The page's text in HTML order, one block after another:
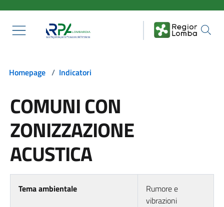
Homepage / Indicatori
COMUNI CON
ZONIZZAZIONE
ACUSTICA
Tema ambientale
Rumore e
vibrazioni